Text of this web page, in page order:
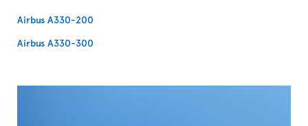
Airbus A330-200
Airbus A330-300